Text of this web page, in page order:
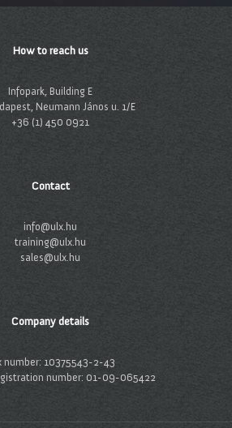
How to reach us
Infopark, Building E
Neumann János u. 1/E
+36 (1) 450 0921
Contact
info@ulx.hu
training@ulx.hu
sales@ulx.hu
Company details
number: 10375543-2-43
number: 01-09-065422